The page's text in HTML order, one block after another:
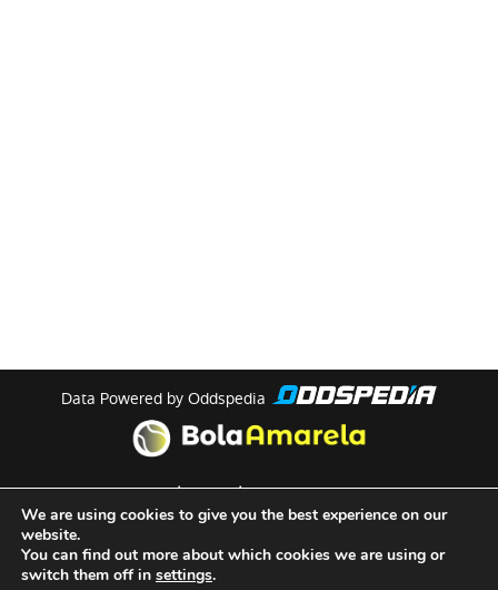
Data Powered by Oddspedia
theme bymeow
We are using cookies to give you the best experience on our
website.
You can find out more about which cookies we are using or
switch them off in settings.